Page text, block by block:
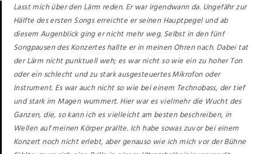
Lasst mich über den Lärm reden. Er war irgendwann da. Ungefähr zur
Hälfte des ersten Songs erreichte er seinen Hauptpegel und ab
diesem Augenblick ging er nicht mehr weg. Selbst in den fünf
Songpausen des Konzertes hallte er in meinen Ohren nach. Dabei tat
der Lärm nicht punktuell weh; es war nicht so wie ein zu hoher Ton
oder ein schlecht und zu stark ausgesteuertes Mikrofon oder
Instrument. Es war auch nicht so wie bei einem Technobass, der tief
und stark im Magen wummert. Hier war es vielmehr die Wucht des
Ganzen, die, so kann ich es vielleicht am besten beschreiben, in
Wellen auf meinen Körper prallte. Ich habe sowas zuvor bei einem
Konzert noch nicht erlebt, aber genauso wie ich mich vor der Bühne